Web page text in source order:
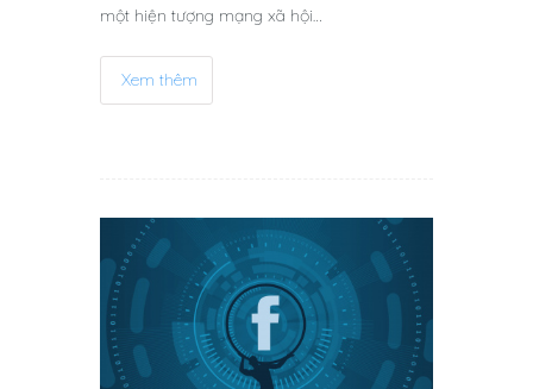
một hiện tượng mạng xã hội…
Xem thêm